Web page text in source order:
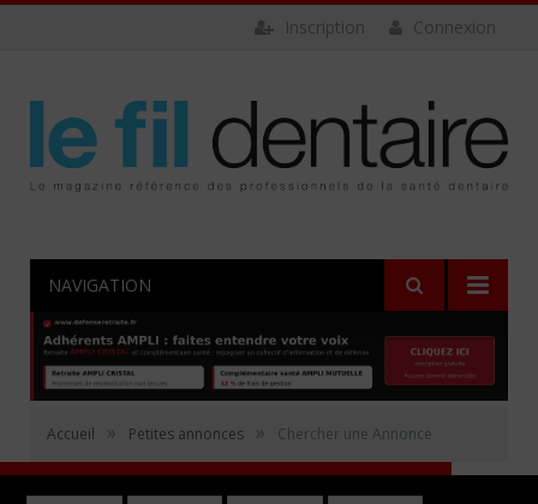
Connexion
Inscription
NAVIGATION
Accueil » Petites annonces » Chercher une Annonce
Rechercher
Déposer gratuitement une annonce